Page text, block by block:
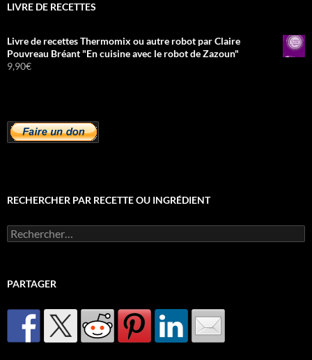
LIVRE DE RECETTES
Livre de recettes Thermomix ou autre robot par Claire
Pouvreau Bréant "En cuisine avec le robot de Zazoun"
9,90€
RECHERCHER PAR RECETTE OU INGRÉDIENT
Rechercher :
PARTAGER